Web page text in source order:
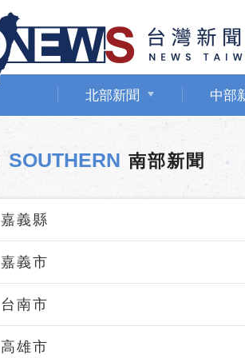
北部新聞 中部
SOUTHERN 南部新聞
嘉義縣
嘉義市
台南市
高雄市